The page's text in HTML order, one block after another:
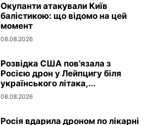
Окупанти атакували Київ
балістикою: що відомо на цей
момент
08.08.2026
Розвідка США пов’язала з
Росією дрон у Лейпцигу біля
українського літака,...
08.08.2026
Росія вдарила дроном по лікарні